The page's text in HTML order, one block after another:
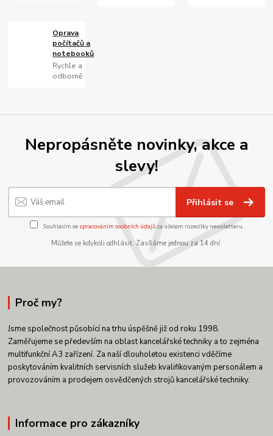
Oprava
počítačů a
notebooků
Rychle a
odborně
Nepropásněte novinky, akce a
slevy!
Přihlásit se
Souhlasím se zpracováním osobních údajůza účelem rozesílky newsletteru.
Můžete se kdykoli odhlásit. Zasíláme jednou za 14 dní.
Proč my?
Jsme společnost působící na trhu úspěšně již od roku 1998.
Zaměřujeme se především na oblast kancelářské techniky a to zejména
multifunkční A3 zařízení. Za naší dlouholetou existenci vděčíme
poskytováním kvalitních servisních služeb kvalifikovaným personálem a
provozováním a prodejem osvědčených strojů kancelářské techniky.
Informace pro zákazníky